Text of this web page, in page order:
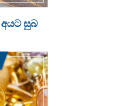
සුබ